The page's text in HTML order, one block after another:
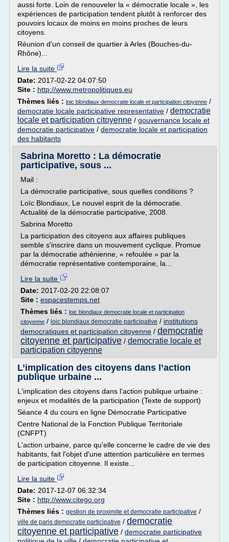
aussi forte. Loin de renouveler la « démocratie locale », les
expériences de participation tendent plutôt à renforcer des
pouvoirs locaux de moins en moins proches de leurs
citoyens.
Réunion d'un conseil de quartier à Arles (Bouches-du-
Rhône)...
Lire la suite
Date: 2017-02-22 04:07:50
Site : http://www.metropolitiques.eu
Thèmes liés : loic blondiaux democratie locale et participation citoyenne /
democratie locale participative representative / democratie
locale et participation citoyenne / gouvernance locale et
democratie participative / democratie locale et participation
des habitants
Sabrina Moretto : La démocratie
participative, sous ...
Mail :
La démocratie participative, sous quelles conditions ?
Loïc Blondiaux, Le nouvel esprit de la démocratie.
Actualité de la démocratie participative, 2008.
Sabrina Moretto
La participation des citoyens aux affaires publiques
semble s'inscrire dans un mouvement cyclique. Promue
par la démocratie athénienne, « refoulée » par la
démocratie représentative contemporaine, la...
Lire la suite
Date: 2017-02-20 22:08:07
Site : espacestemps.net
Thèmes liés : loic blondiaux democratie locale et participation
citoyenne / loic blondiaux democratie participative / institutions
democratiques et participation citoyenne / democratie
citoyenne et participative / democratie locale et
participation citoyenne
L’implication des citoyens dans l’action
publique urbaine ...
L'implication des citoyens dans l'action publique urbaine :
enjeux et modalités de la participation (Texte de support)
Séance 4 du cours en ligne Démocratie Participative
Centre National de la Fonction Publique Territoriale
(CNFPT)
L'action urbaine, parce qu'elle concerne le cadre de vie des
habitants, fait l'objet d'une attention particulière en termes
de participation citoyenne. Il existe...
Lire la suite
Date: 2017-12-07 06:32:34
Site : http://www.citego.org
Thèmes liés : gestion de proximite et democratie participative /
ville de paris democratie participative / democratie
citoyenne et participative / democratie participative